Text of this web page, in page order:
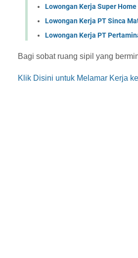
Lowongan Kerja Super
Lowongan Kerja PT Sinca
Lowongan Kerja PT
Bagi sobat ruang sipil yang
Klik Disini untuk Melamar Kerja